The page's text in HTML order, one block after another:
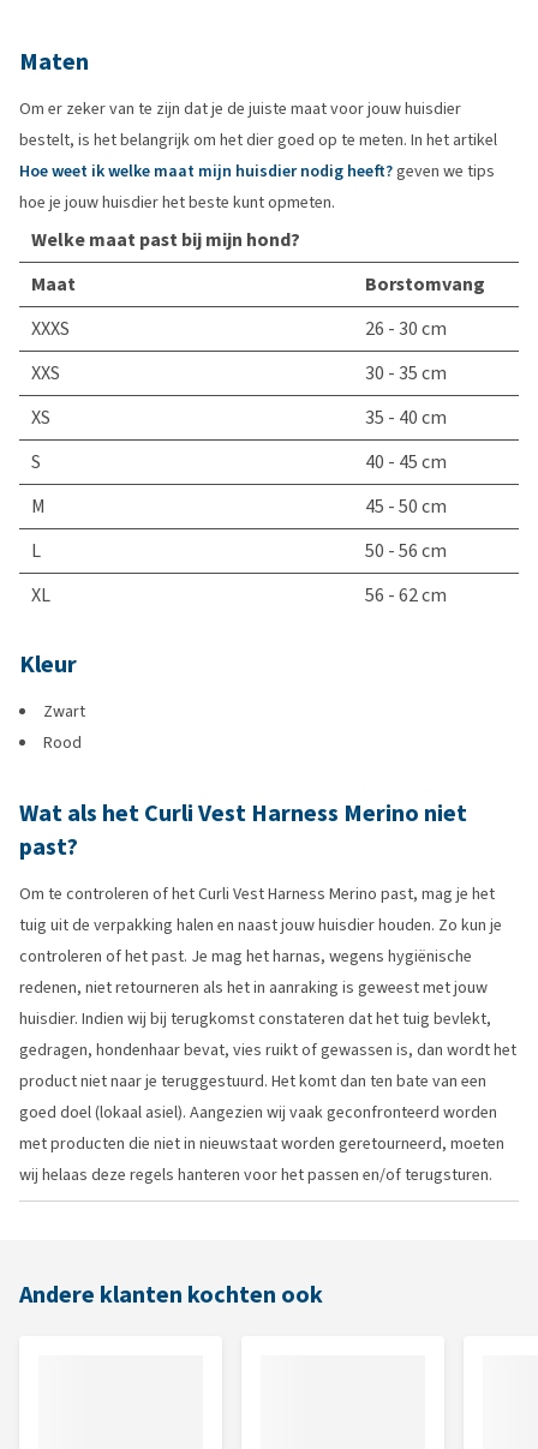
Maten
Om er zeker van te zijn dat je de juiste maat voor jouw huisdier
bestelt, is het belangrijk om het dier goed op te meten. In het artikel
Hoe weet ik welke maat mijn huisdier nodig heeft?geven we tips
hoe je jouw huisdier het beste kunt opmeten.
Welke maat past bij mijn hond?
Maat
Borstomvang
XXXS
26 - 30 cm
XXS
30 - 35 cm
XS
35 - 40 cm
S
40 - 45 cm
M
45 - 50 cm
L
50 - 56 cm
XL
56 - 62 cm
Kleur
Zwart
Rood
Wat als het Curli Vest Harness Merino niet
past?
Om te controleren of het Curli Vest Harness Merino past, mag je het
tuig uit de verpakking halen en naast jouw huisdier houden. Zo kun je
controleren of het past. Je mag het harnas, wegens hygiënische
redenen, niet retourneren als het in aanraking is geweest met jouw
huisdier. Indien wij bij terugkomst constateren dat het tuig bevlekt,
gedragen, hondenhaar bevat, vies ruikt of gewassen is, dan wordt het
product niet naar je teruggestuurd. Het komt dan ten bate van een
goed doel (lokaal asiel). Aangezien wij vaak geconfronteerd worden
met producten die niet in nieuwstaat worden geretourneerd, moeten
wij helaas deze regels hanteren voor het passen en/of terugsturen.
Andere klanten kochten ook